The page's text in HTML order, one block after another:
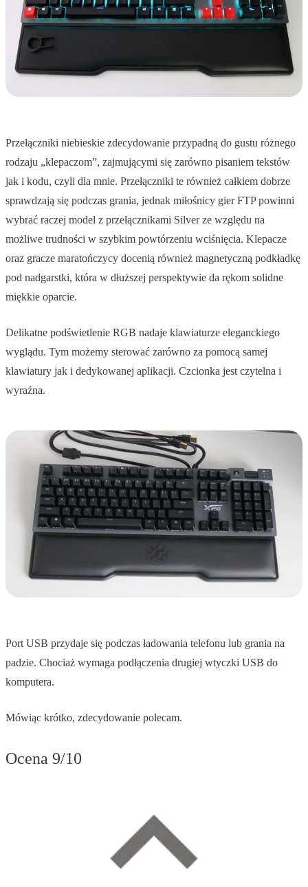
Przełączniki niebieskie zdecydowanie przypadną do gustu różnego
rodzaju „klepaczom”, zajmującymi się zarówno pisaniem tekstów
jak i kodu, czyli dla mnie. Przełączniki te również całkiem dobrze
sprawdzają się podczas grania, jednak miłośnicy gier FTP powinni
wybrać raczej model z przełącznikami Silver ze względu na
możliwe trudności w szybkim powtórzeniu wciśnięcia. Klepacze
oraz gracze maratończycy docenią również magnetyczną podkładkę
pod nadgarstki, która w dłuższej perspektywie da rękom solidne
miękkie oparcie.
Delikatne podświetlenie RGB nadaje klawiaturze eleganckiego
wyglądu. Tym możemy sterować zarówno za pomocą samej
klawiatury jak i dedykowanej aplikacji. Czcionka jest czytelna i
wyraźna.
Port USB przydaje się podczas ładowania telefonu lub grania na
padzie. Chociaż wymaga podłączenia drugiej wtyczki USB do
komputera.
Mówiąc krótko, zdecydowanie polecam.
Ocena 9/10